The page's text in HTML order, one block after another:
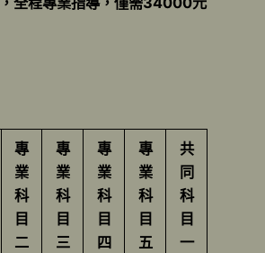
專
業
科
目
二
專
業
科
目
三
專
業
科
目
四
專
業
科
目
五
共
同
科
目
一